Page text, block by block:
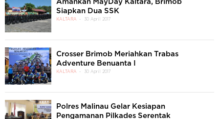
Amankan MayDay Kaltara, Brimob
Siapkan Dua SSK
KALTARA 30 April 2017
Crosser Brimob Meriahkan Trabas
Adventure Benuanta I
KALTARA 30 April 2017
Polres Malinau Gelar Kesiapan
Pengamanan Pilkades Serentak